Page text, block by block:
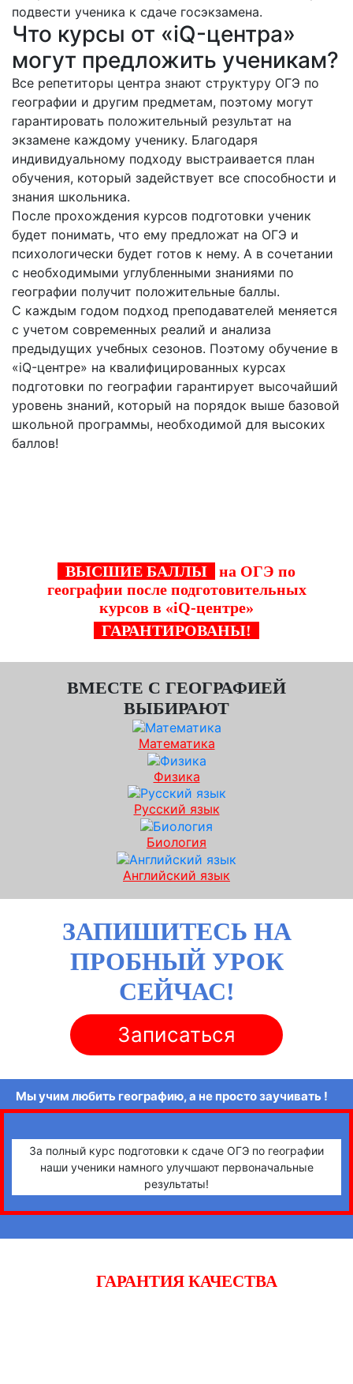
подвести ученика к сдаче госэкзамена.
Что курсы от «iQ-центра»
могут предложить ученикам?
Все репетиторы центра знают структуру ОГЭ по
географии и другим предметам, поэтому могут
гарантировать положительный результат на
экзамене каждому ученику. Благодаря
индивидуальному подходу выстраивается план
обучения, который задействует все способности и
знания школьника.
После прохождения курсов подготовки ученик
будет понимать, что ему предложат на ОГЭ и
психологически будет готов к нему. А в сочетании
с необходимыми углубленными знаниями по
географии получит положительные баллы.
С каждым годом подход преподавателей меняется
с учетом современных реалий и анализа
предыдущих учебных сезонов. Поэтому обучение в
«iQ-центре» на квалифицированных курсах
подготовки по географии гарантирует высочайший
уровень знаний, который на порядок выше базовой
школьной программы, необходимой для высоких
баллов!
ВЫСШИЕ БАЛЛЫ
на ОГЭ по
географии после подготовительных
курсов в «iQ-центре»
ГАРАНТИРОВАНЫ!
ВМЕСТЕ С ГЕОГРАФИЕЙ
ВЫБИРАЮТ
Математика
Физика
Русский язык
Биология
Английский язык
ЗАПИШИТЕСЬ НА
ПРОБНЫЙ УРОК
СЕЙЧАС!
Записаться
Мы учим любить географию, а не просто заучивать !
За полный курс подготовки к сдаче ОГЭ по географии
наши ученики намного улучшают первоначальные
результаты!
ГАРАНТИЯ КАЧЕСТВА